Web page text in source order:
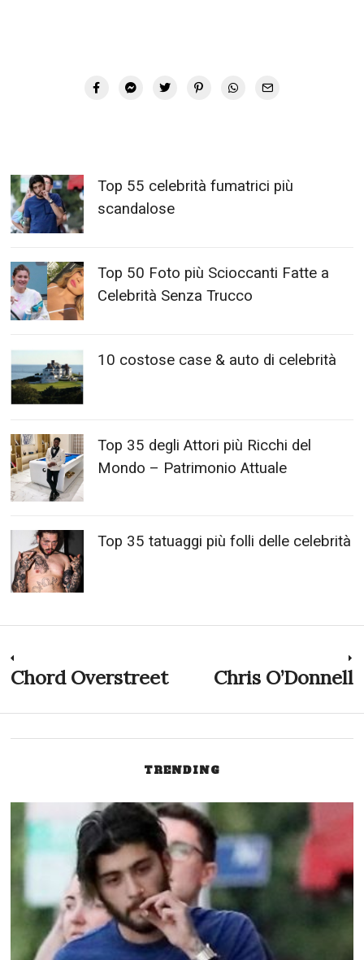
Top 55 celebrità fumatrici più
scandalose
Top 50 Foto più Scioccanti Fatte a
Celebrità Senza Trucco
10 costose case & auto di celebrità
Top 35 degli Attori più Ricchi del
Mondo – Patrimonio Attuale
Top 35 tatuaggi più folli delle celebrità
Navigazione
articoli
Previous
Chord Overstreet Chris O’Donnell
TRENDING